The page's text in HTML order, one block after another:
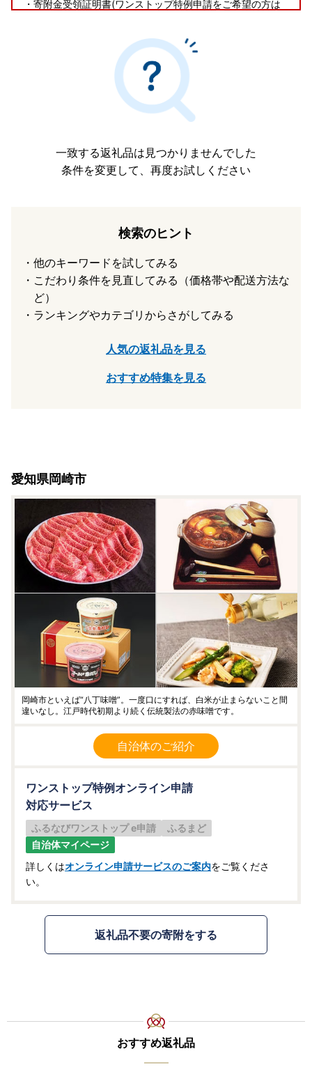
・寄附金受領証明書(ワンストップ特例申請をご希望の方は
「ワンストップ特例申請：希望する」と選択された場合でも
申請書類は同封せず、寄附金受領証明書のみの送付とさせて
あらかじめご了承ください。
◎ワンストップ特例申請書類の提出が確認できている
★返礼品について
・お受け取り日指定はできかねます。
様のご都合により返礼品がお届けできない場合、再送はいた
・手配状況次第では返礼品送付先ご住所の変更ができない場
合があります。また転送する場合は転送料金(受取人着払い)
が発生しますので、ご了承ください。
・「のし可」の返礼品を除き、のしの対応はいたしかねま
・配送業者の指定はいたしかねます。また返礼品によって異
・事前に出荷日のご案内は行っておりません。また、ご要望
をいただいても対応いたしかねます。
ん。なお、ふるさと納税の記載が入りますのでご了承くださ
・複数の返礼品を選択頂いた場合、個別発送になることもご
ざいます。
・返礼品に不具合がある場合、お受け取り後、3日以内にご
連絡ください。
・カラーやサイズ、種類などを選択する返礼品について、ご
希望がある場合は必ず備考欄に記入いただきますようお願い
いたします。
・返礼品の送付は、岡崎市外にお住まいの方に限らせていた
だきます。
★個人情報について
岡崎市ふるさと納税事業の範囲内で各種委託業者に情報提供
します。
・ふるさと納税事務処理、申請書類の各種手続きのため
・お問い合わせ回答、履歴管理、サービス向上のため
・ふるさと納税のカタログ、メールマガジン、資料の送付、
一致する返礼品は見つかりませんでした
条件を変更して、再度お試しください
検索のヒント
他のキーワードを試してみる
こだわり条件を見直してみる（価格帯や配送方法な
ど）
ランキングやカテゴリからさがしてみる
人気の返礼品を見る
おすすめ特集を見る
愛知県岡崎市
岡崎市といえば“八丁味噌”。一度口にすれば、白米が止まらないこと間
違いなし。江戸時代初期より続く伝統製法の赤味噌です。
自治体のご紹介
ワンストップ特例オンライン申請
対応サービス
ふるなびワンストップ e申請
ふるまど
自治体マイページ
詳しくはオンライン申請サービスのご案内をご覧くださ
い。
返礼品不要の寄附をする
おすすめ返礼品